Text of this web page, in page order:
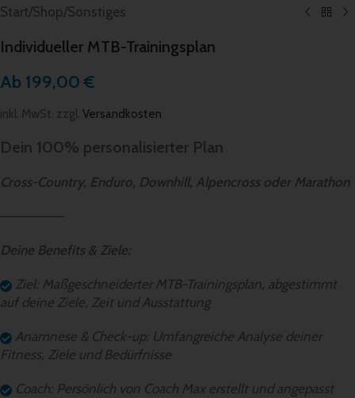
Start/Shop/Sonstiges
Individueller MTB-Trainingsplan
Ab 199,00€
inkl. MwSt. zzgl. Versandkosten
Dein 100% personalisierter Plan
Cross-Country, Enduro, Downhill, Alpencross oder Marathon
——————–
Deine Benefits & Ziele:
Ziel: Maßgeschneiderter MTB-Trainingsplan, abgestimmt
auf deine Ziele, Zeit und Ausstattung
Anamnese & Check-up: Umfangreiche Analyse deiner
Fitness, Ziele und Bedürfnisse
Coach: Persönlich von Coach Max erstellt und angepasst